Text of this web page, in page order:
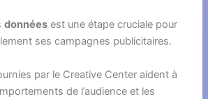
données est une étape cruciale pour
ses campagnes publicitaires.
par le Creative Center aident à
de l’audience et les